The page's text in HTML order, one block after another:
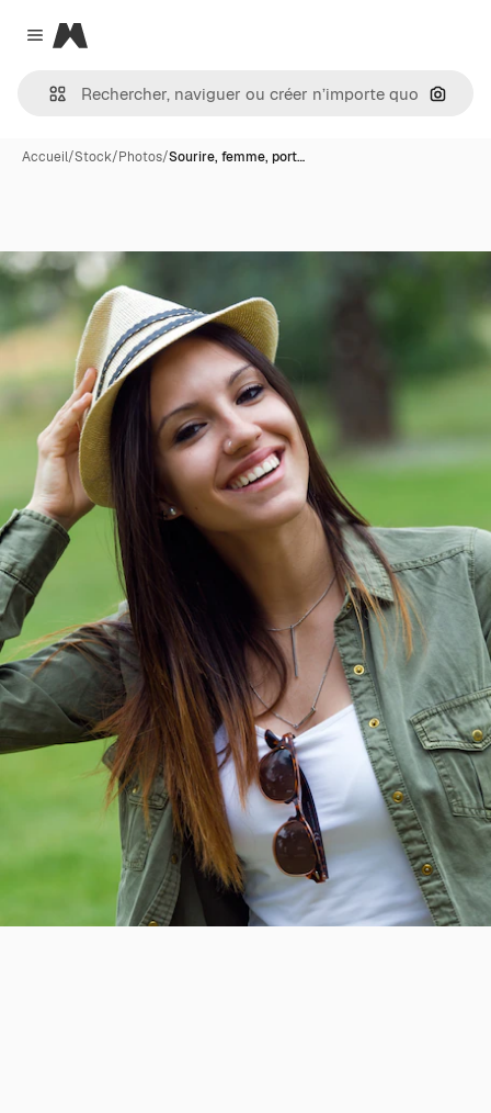
Close menu
Magnific
Accueil/Stock/Photos/Sourire, femme, port…